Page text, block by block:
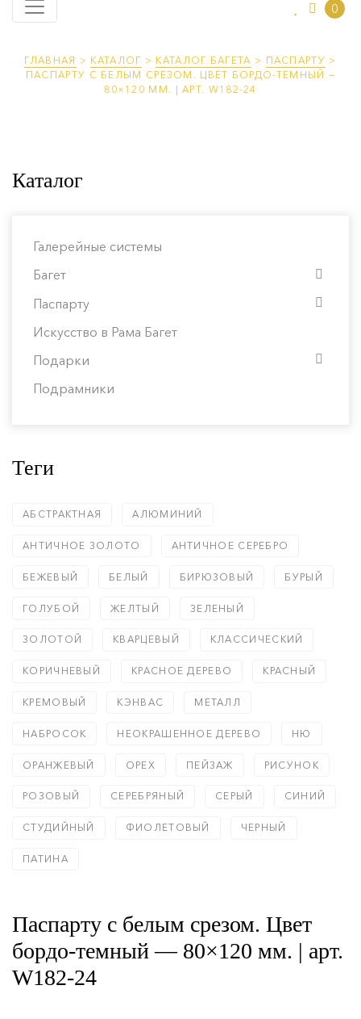
0
ГЛАВНАЯ > КАТАЛОГ > КАТАЛОГ БАГЕТА > ПАСПАРТУ >
ПАСПАРТУ С БЕЛЫМ СРЕЗОМ. ЦВЕТ БОРДО-ТЕМНЫЙ —
80×120 ММ. | АРТ. W182-24
Каталог
Галерейные системы
Багет
Паспарту
Искусство в Рама Багет
Подарки
Подрамники
Теги
АБСТРАКТНАЯ АЛЮМИНИЙ
АНТИЧНОЕ ЗОЛОТО АНТИЧНОЕ СЕРЕБРО
БЕЖЕВЫЙ БЕЛЫЙ БИРЮЗОВЫЙ БУРЫЙ
ГОЛУБОЙ ЖЕЛТЫЙ ЗЕЛЕНЫЙ
ЗОЛОТОЙ КВАРЦЕВЫЙ КЛАССИЧЕСКИЙ
КОРИЧНЕВЫЙ КРАСНОЕ ДЕРЕВО КРАСНЫЙ
КРЕМОВЫЙ КЭНВАС МЕТАЛЛ
НАБРОСОК НЕОКРАШЕННОЕ ДЕРЕВО НЮ
ОРАНЖЕВЫЙ ОРЕХ ПЕЙЗАЖ РИСУНОК
РОЗОВЫЙ СЕРЕБРЯНЫЙ СЕРЫЙ СИНИЙ
СТУДИЙНЫЙ ФИОЛЕТОВЫЙ ЧЕРНЫЙ
ПАТИНА
Паспарту с белым срезом. Цвет
бордо-темный — 80×120 мм. | арт.
W182-24